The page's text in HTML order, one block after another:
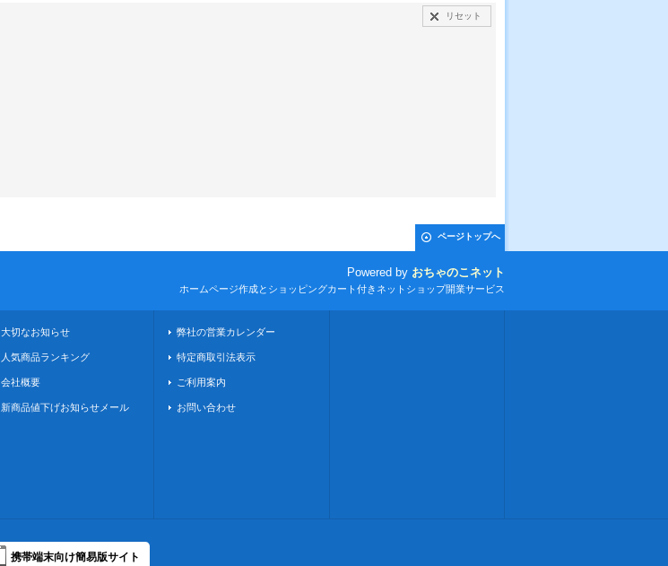
リセット
ページトップへ
Powered by おちゃのこネット
ホームページ作成とショッピングカート付きネットショップ開業サービス
大切なお知らせ
人気商品ランキング
会社概要
新商品値下げお知らせメール
弊社の営業カレンダー
特定商取引法表示
ご利用案内
お問い合わせ
携帯端末向け簡易版サイト